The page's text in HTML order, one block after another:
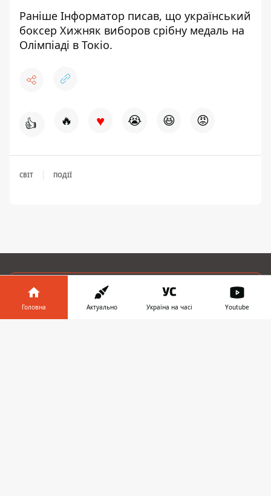
Раніше Інформатор писав, що український
боксер Хижняк виборов срібну медаль на
Олімпіаді в Токіо.
👍 🔥 ♥ 😭 😆 😡
СВІТ ПОДІЇ
ЗАПРОПОНУВАТИ НОВИНУ
Світ
Головна Актуально Україна на часі Youtube